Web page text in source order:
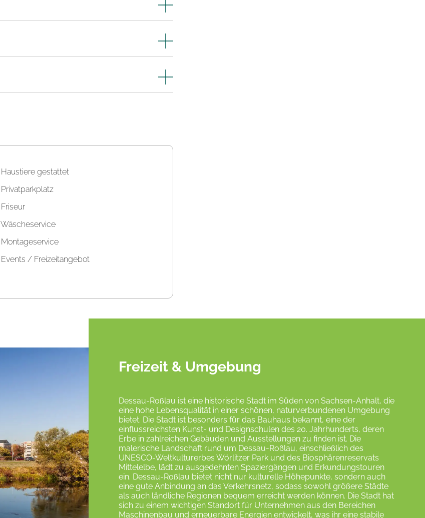
Haustiere gestattet
Privatparkplatz
Friseur
Wäscheservice
Montageservice
Events / Freizeitangebot
Freizeit & Umgebung
Dessau-Roßlau ist eine historische Stadt im Süden von Sachsen-Anhalt, die
eine hohe Lebensqualität in einer schönen, naturverbundenen Umgebung
bietet. Die Stadt ist besonders für das Bauhaus bekannt, eine der
einflussreichsten Kunst- und Designschulen des 20. Jahrhunderts, deren
Erbe in zahlreichen Gebäuden und Ausstellungen zu finden ist. Die
malerische Landschaft rund um Dessau-Roßlau, einschließlich des
UNESCO-Weltkulturerbes Wörlitzer Park und des Biosphärenreservats
Mittelelbe, lädt zu ausgedehnten Spaziergängen und Erkundungstouren
ein. Dessau-Roßlau bietet nicht nur kulturelle Höhepunkte, sondern auch
eine gute Anbindung an das Verkehrsnetz, sodass sowohl größere Städte
als auch ländliche Regionen bequem erreicht werden können. Die Stadt hat
sich zu einem wichtigen Standort für Unternehmen aus den Bereichen
Maschinenbau und erneuerbare Energien entwickelt, was ihr eine stabile